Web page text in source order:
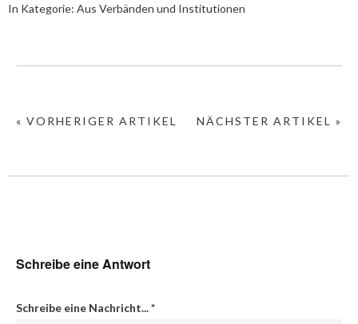
In Kategorie: Aus Verbänden und Institutionen
NÄCHSTER ARTIKEL »
« VORHERIGER ARTIKEL
Schreibe eine Antwort
Schreibe eine Nachricht...*